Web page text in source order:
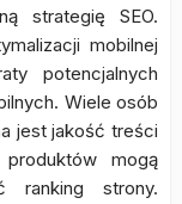
strategię SEO.
mobilnej
potencjalnych
Wiele osób
jest jakość treści
mogą
ranking strony.